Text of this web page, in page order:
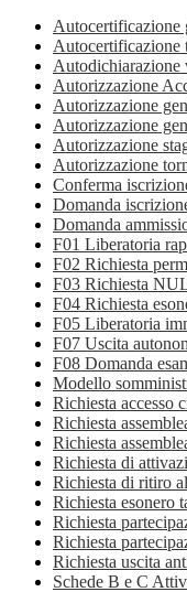
Autocertificazione
Autodichiarazione
Autorizzazione
Autorizzazione
Autorizzazione
Autorizzazione
Autorizzazione
Conferma
Domanda
Domanda
F01 Liberatoria
F02 Richiesta
F03 Richiesta
F04 Richiesta
F05 Liberatoria
F07 Uscita
F08 Domanda
Modello
Richiesta accesso
Richiesta
Richiesta
Richiesta di
Richiesta di ritiro
Richiesta esonero
Richiesta
Richiesta
Richiesta uscita
Schede B e C